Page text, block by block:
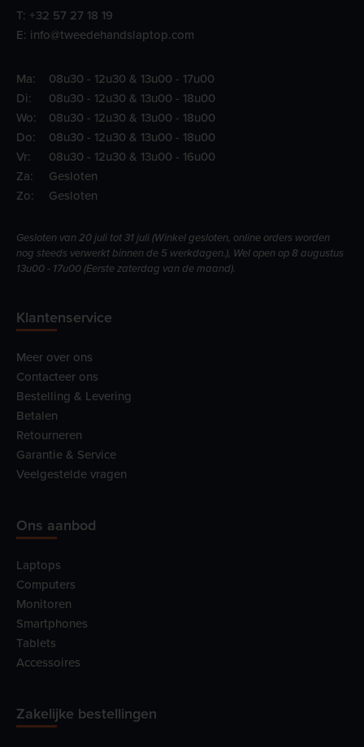
T: +32 57 27 18 19
E: info@tweedehandslaptop.com
Ma:
08u30 - 12u30 & 13u00 - 17u00
Di:
08u30 - 12u30 & 13u00 - 18u00
Wo:
08u30 - 12u30 & 13u00 - 18u00
Do:
08u30 - 12u30 & 13u00 - 18u00
Vr:
08u30 - 12u30 & 13u00 - 16u00
Za:
Gesloten
Zo:
Gesloten
Gesloten van 20 juli tot 31 juli (Winkel gesloten, online orders worden
nog steeds verwerkt binnen de 5 werkdagen.), Wel open op 8 augustus
13u00 - 17u00 (Eerste zaterdag van de maand).
Klantenservice
Meer over ons
Contacteer ons
Bestelling & Levering
Betalen
Retourneren
Garantie & Service
Veelgestelde vragen
Ons aanbod
Laptops
Computers
Monitoren
Smartphones
Tablets
Accessoires
Zakelijke bestellingen